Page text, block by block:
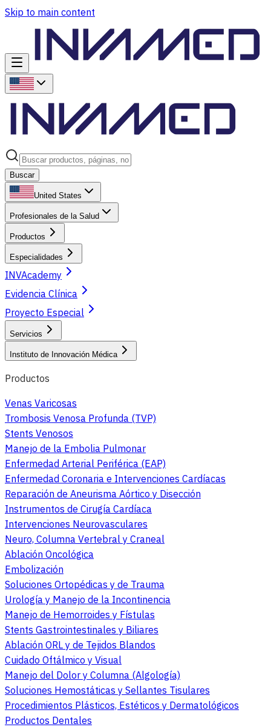
Skip to main content
Buscar
United States
Profesionales de la Salud
Productos
Especialidades
INVAcademy
Evidencia Clínica
Proyecto Especial
Servicios
Instituto de Innovación Médica
Productos
Venas Varicosas
Trombosis Venosa Profunda (TVP)
Stents Venosos
Manejo de la Embolia Pulmonar
Enfermedad Arterial Periférica (EAP)
Enfermedad Coronaria e Intervenciones Cardíacas
Reparación de Aneurisma Aórtico y Disección
Instrumentos de Cirugía Cardíaca
Intervenciones Neurovasculares
Neuro, Columna Vertebral y Craneal
Ablación Oncológica
Embolización
Soluciones Ortopédicas y de Trauma
Urología y Manejo de la Incontinencia
Manejo de Hemorroides y Fístulas
Stents Gastrointestinales y Biliares
Ablación ORL y de Tejidos Blandos
Cuidado Oftálmico y Visual
Manejo del Dolor y Columna (Algología)
Soluciones Hemostáticas y Sellantes Tisulares
Procedimientos Plásticos, Estéticos y Dermatológicos
Productos Dentales